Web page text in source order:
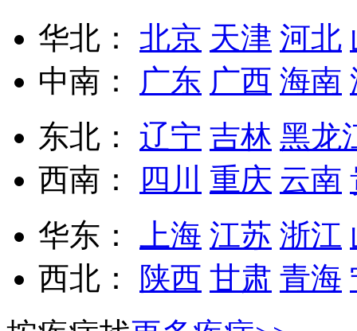
华北： 北京 天津 河北
中南： 广东 广西 海南
东北： 辽宁 吉林 黑龙
西南：
四川 重庆 云南
华东：
上海 江苏 浙江
西北： 陕西 甘肃 青海